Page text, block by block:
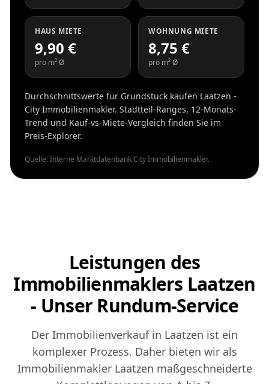
HAUS MIETE
9,90 €
pro m² Ø
WOHNUNG MIETE
8,75 €
pro m² Ø
Durchschnittswerte für Grundstück kaufen Laatzen -
City Immobilienmakler. Stadtteil-Ranges, 12-Monats-
Trend und Kauf-vs-Miete-Vergleich finden Sie im
Preis-Explorer.
Quelle: Interne Marktdatenbank City Immobilienmakler.
Leistungen des
Immobilienmaklers Laatzen
- Unser Rundum-Service
Der Immobilienverkauf in Laatzen ist ein
komplexer Prozess. Daher bieten wir als
Immobilienmakler Laatzen maßgeschneiderte